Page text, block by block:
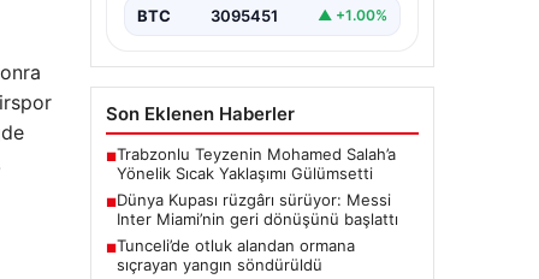
BTC 3095451 ▲ +1.00%
Son Eklenen Haberler
■Trabzonlu Teyzenin Mohamed Salah’a
Yönelik Sıcak Yaklaşımı Gülümsetti
■Dünya Kupası rüzgârı sürüyor: Messi
Inter Miami’nin geri dönüşünü başlattı
■Tunceli’de otluk alandan ormana
sıçrayan yangın söndürüldü